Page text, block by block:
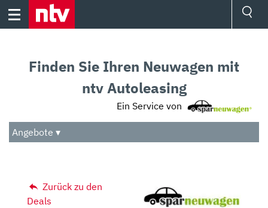
Skip
Audio
Das Beste
Finden Sie Ihren Neuwagen mit
ntv Autoleasing
Ein Service von
Angebote ▾
Zurück zu den
Deals